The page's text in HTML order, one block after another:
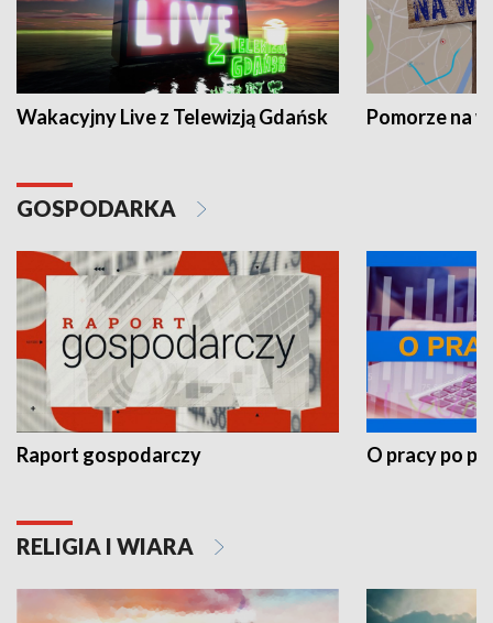
Wakacyjny Live z Telewizją Gdańsk Pomorze na
GOSPODARKA
Raport gospodarczy O pracy po
RELIGIA I WIARA